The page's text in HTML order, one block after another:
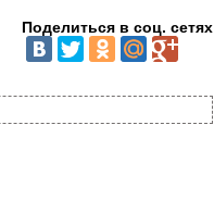
Поделиться в соц. сетях